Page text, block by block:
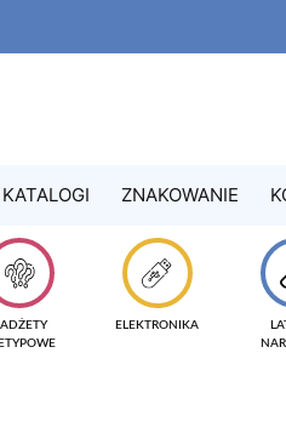
KATALOGI ZNAKOWANIE
ELEKTRONIKA